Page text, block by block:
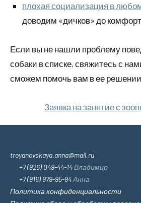
плохая социализация в
доводим «дичков» до
Если вы не нашли проблему
собаки в списке, свяжитесь с
сможем помочь вам в ее
Заявка на занятие с
troyanovskaya.anna@mail.ru
+7 (926) 049-44-14Владимир
+7 (916) 979-95-94Анна
Политика конфиденциальности